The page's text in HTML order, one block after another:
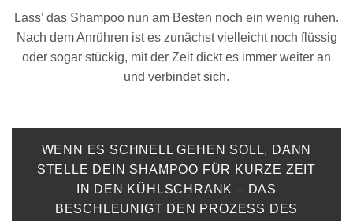
Lass’ das Shampoo nun am Besten noch ein wenig ruhen.
Nach dem Anrühren ist es zunächst vielleicht noch flüssig
oder sogar stückig, mit der Zeit dickt es immer weiter an
und verbindet sich.
WENN ES SCHNELL GEHEN SOLL, DANN
STELLE DEIN SHAMPOO FÜR KURZE ZEIT
IN DEN KÜHLSCHRANK – DAS
BESCHLEUNIGT DEN PROZESS DES